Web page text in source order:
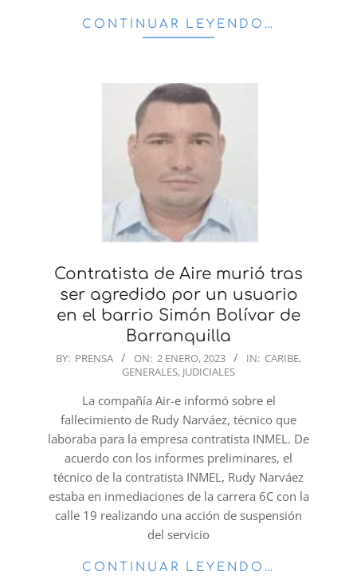
CONTINUAR LEYENDO…
Contratista de Aire murió tras
ser agredido por un usuario
en el barrio Simón Bolívar de
Barranquilla
2023-
BY: PRENSA ON: 2 ENERO, 2023 IN: CARIBE,
GENERALES, JUDICIALES
La compañía Air-e informó sobre el
fallecimiento de Rudy Narváez, técnico que
laboraba para la empresa contratista INMEL. De
acuerdo con los informes preliminares, el
técnico de la contratista INMEL, Rudy Narváez
estaba en inmediaciones de la carrera 6C con la
calle 19 realizando una acción de suspensión
del servicio
CONTINUAR LEYENDO…